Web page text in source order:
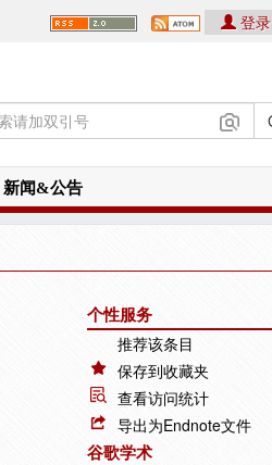
登录
新闻&公告
个性服务
推荐该条目
保存到收藏夹
查看访问统计
导出为Endnote文件
谷歌学术